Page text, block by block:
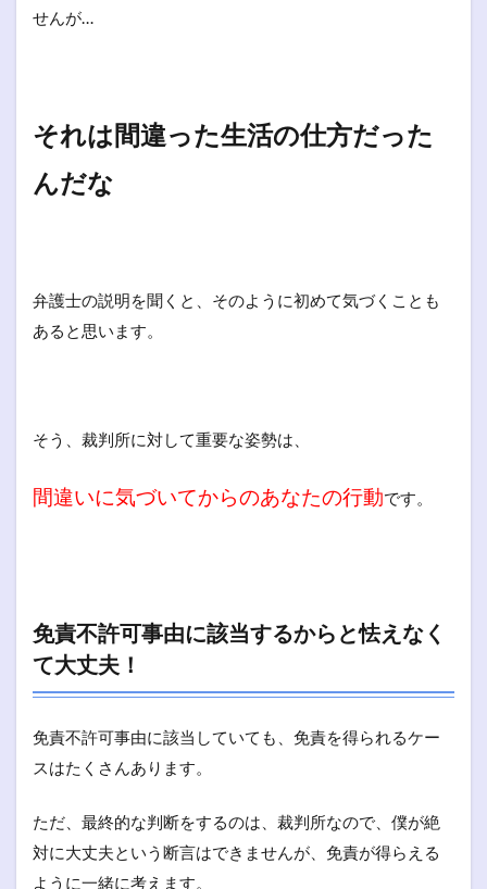
せんが…
それは間違った生活の仕方だった
んだな
弁護士の説明を聞くと、そのように初めて気づくことも
あると思います。
そう、裁判所に対して重要な姿勢は、
間違いに気づいてからのあなたの行動です。
免責不許可事由に該当するからと怯えなく
て大丈夫！
免責不許可事由に該当していても、免責を得られるケー
スはたくさんあります。
ただ、最終的な判断をするのは、裁判所なので、僕が絶
対に大丈夫という断言はできませんが、免責が得らえる
ように一緒に考えます。